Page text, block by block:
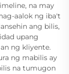
na may
aalok ng iba't
ang bilis,
upang
ng kliyente.
ng mabilis ay
na tumugon